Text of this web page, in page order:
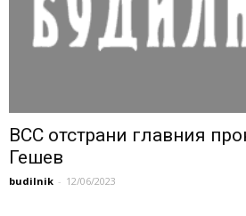
ВСС отстрани главния
Гешев
budilnik - 12/06/2023